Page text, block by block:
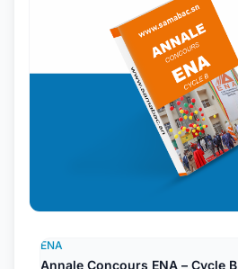
ENA
Annale Concours ENA – Cycle B